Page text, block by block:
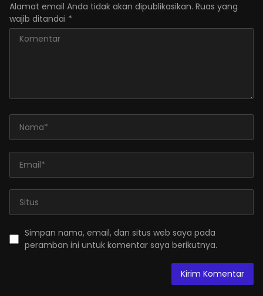
Alamat email Anda tidak akan dipublikasikan. Ruas yang
wajib ditandai *
Simpan nama, email, dan situs web saya pada
peramban ini untuk komentar saya berikutnya.